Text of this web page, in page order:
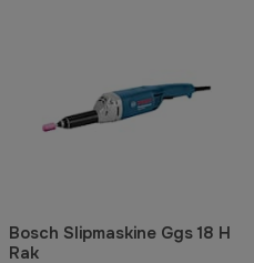
Bosch Slipmaskine Ggs 18 H
Rak